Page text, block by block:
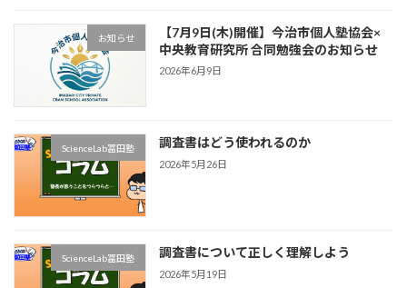
お知らせ
【7月9日(木)開催】今治市個人塾協会×
中央教育研究所 合同勉強会のお知らせ
2026年6月9日
ScienceLab冨田塾 調査書はどう使われるのか
2026年5月26日
ScienceLab冨田塾 調査書について正しく理解しよう
2026年5月19日